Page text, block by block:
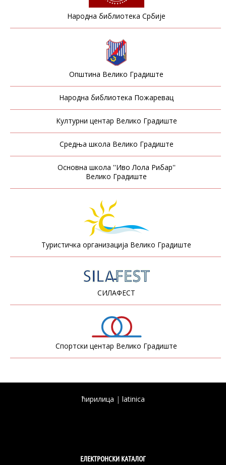
Народна библиотека Србије
Општина Велико Градиште
Народна библиотека Пожаревац
Културни центар Велико Градиште
Средња школа Велико Градиште
Основна школа ''Иво Лола Рибар''
Велико Градиште
Туристичка организација Велико Градиште
СИЛАФЕСТ
Спортски центар Велико Градиште
ћирилица | latinica
ЕЛЕКТРОНСКИ КАТАЛОГ